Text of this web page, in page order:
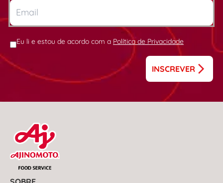
Eu li e estou de acordo com a Política de Privacidade
INSCREVER